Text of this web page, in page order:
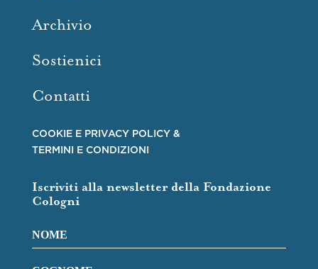
Archivio
Sostienici
Contatti
COOKIE E PRIVACY POLICY &
TERMINI E CONDIZIONI
Iscriviti alla newsletter della Fondazione
Cologni